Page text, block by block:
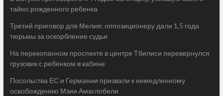
тайно рожденного ребенка
Третий приговор для Мелия: оппозиционеру дали 1,5 года
тюрьмы за оскорбление судьи
На перекопанном проспекте в центре Тбилиси перевернулся
грузовик с ребенком в кабине
Посольства ЕС и Германии призвали к немедленному
освобождению Мзии Амаглобели